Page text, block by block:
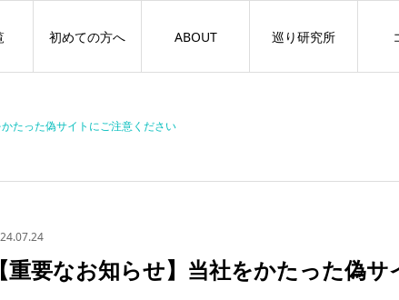
初めての方へ ABOUT 巡り研究所
かたった偽サイトにご注意ください
【重要なお知らせ】当社をかたった偽